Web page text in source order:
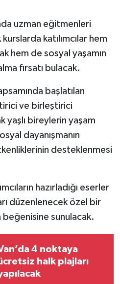
uzman eğitmenleri
katılımcılar hem
hem de sosyal yaşamın
fırsatı bulacak.
başlatılan
ve birleştirici
yaşlı bireylerin yaşam
dayanışmanın
desteklenmesi
hazırladığı eserler
düzenlenecek özel bir
beğenisine sunulacak.
4 noktaya
halk plajları